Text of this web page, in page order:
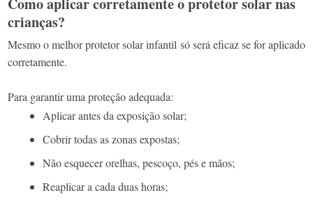
crianças?
Mesmo o melhor protetor solar infantil só será eficaz se for aplicado
corretamente.
Para garantir uma proteção adequada:
Aplicar antes da exposição solar;
Cobrir todas as zonas expostas;
Não esquecer orelhas, pescoço, pés e mãos;
Reaplicar a cada duas horas;